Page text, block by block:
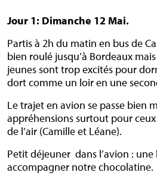
Jour 1: Dimanche 12 Mai.
Partis à 2h du matin en bus de
bien roulé jusqu’à Bordeaux
jeunes sont trop excités pour
dort comme un loir en une
Le trajet en avion se passe bien
appréhensions surtout pour
de l’air (Camille et Léane).
Petit déjeuner dans l’avion :
accompagner notre chocolatine.